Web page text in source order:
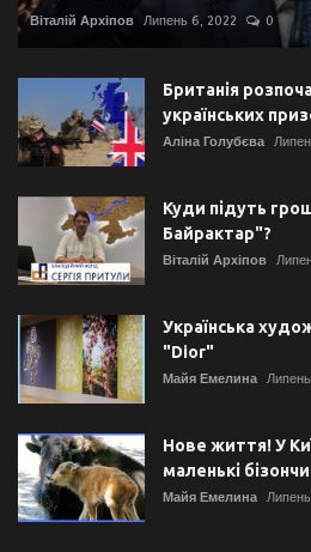
Віталій Архіпов Липень 6, 2022 0
Британія
українських
Аліна Голубєва
Куди підуть
Байрактар"?
Віталій Архіпов
Українська
"Dior"
Майя Емелина
Нове життя! У
маленькі
Майя Емелина